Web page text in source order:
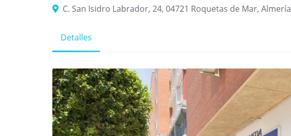
C. San Isidro Labrador, 24, 04721 Roquetas de Mar, Almería
Detalles